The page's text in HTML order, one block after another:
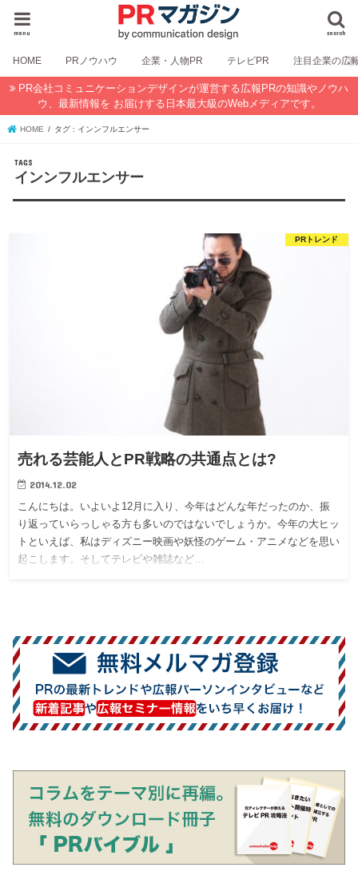
search
menu
HOME PRノウハウ 企業・人物PR テレビPR 注目企業の広
PR会社コミュニケーションデザインが運営する広報PRの知識やノウハ
ウ、最新情報を お届けする日本最大級のWebメディアです。
HOME タグ : インンフルエンサー
インンフルエンサー
PRトレンド
売れる芸能人とPR戦略の共通点とは?
2014.12.02
こんにちは。いよいよ12月に入り、今年はどんな年だったのか、振
り返っていらっしゃる方も多いのではないでしょうか。今年の大ヒッ
トといえば、私はディズニー映画や妖怪のゲーム・アニメなどを思い
起こします。そしてテレビや雑誌など…